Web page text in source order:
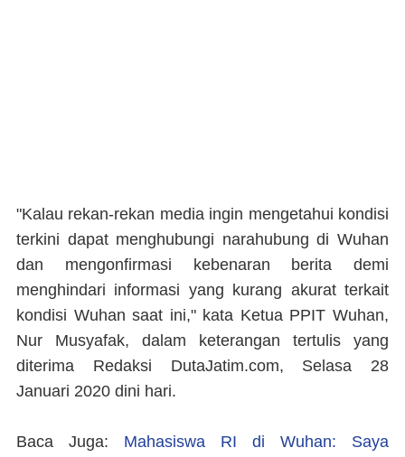
"Kalau rekan-rekan media ingin mengetahui kondisi
terkini dapat menghubungi narahubung di Wuhan
dan mengonfirmasi kebenaran berita demi
menghindari informasi yang kurang akurat terkait
kondisi Wuhan saat ini," kata Ketua PPIT Wuhan,
Nur Musyafak, dalam keterangan tertulis yang
diterima Redaksi DutaJatim.com, Selasa 28
Januari 2020 dini hari.
Baca Juga: Mahasiswa RI di Wuhan: Saya